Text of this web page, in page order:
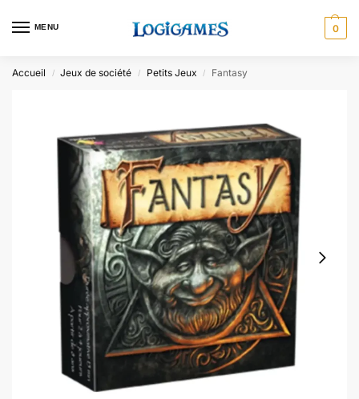
MENU 0
Accueil / Jeux de société / Petits Jeux / Fantasy